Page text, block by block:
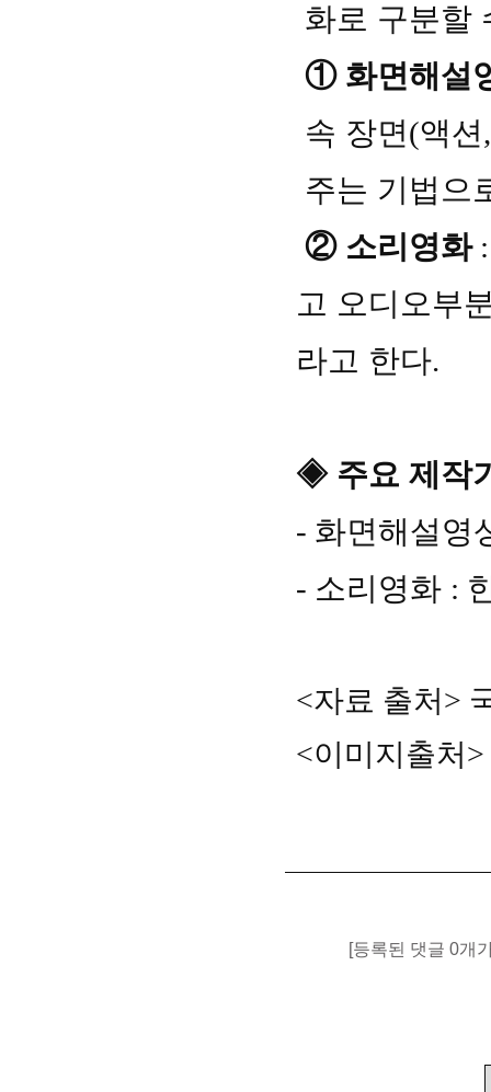
화로 구분할
① 화면해설
속 장면(액션
주는 기법으
② 소리영화
고 오디오부
라고 한다.
◈ 주요 제작
- 화면해설영
- 소리영화 :
<자료 출처>
<이미지출처
[등록된 댓글 0개